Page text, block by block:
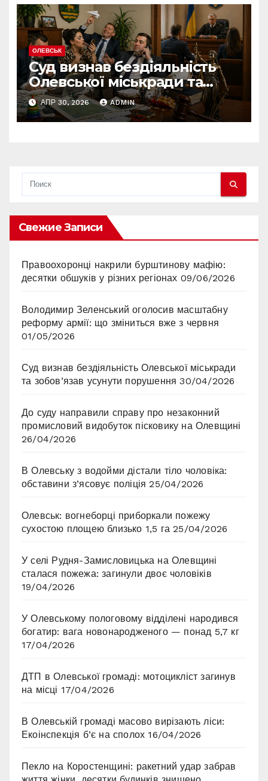
ОЛЕВСЬК
Суд визнав бездіяльність
Олевської міськради та
зобов’язав усунути
порушення
АПР 30, 2026 ADMIN
Свежие Записи
Правоохоронці накрили бурштинову мафію:
десятки обшуків у різних регіонах 09/06/2026
Володимир Зеленський оголосив масштабну
реформу армії: що зміниться вже з червня
01/05/2026
Суд визнав бездіяльність Олевської міськради
та зобов’язав усунути порушення 30/04/2026
До суду направили справу про незаконний
промисловий видобуток пісковику на Олевщині
26/04/2026
В Олевську з водойми дістали тіло чоловіка:
обставини з’ясовує поліція 25/04/2026
Олевськ: вогнеборці приборкали пожежу
сухостою площею близько 1,5 га 25/04/2026
У селі Рудня-Замисловицька на Олевщині
сталася пожежа: загинули двоє чоловіків
19/04/2026
У Олевському пологовому відділені народився
богатир: вага новонародженого — понад 5,7 кг
17/04/2026
ДТП в Олевської громаді: мотоцикліст загинув
на місці 17/04/2026
В Олевській громаді масово вирізають ліси:
Екоінспекція б’є на сполох 16/04/2026
Пекло на Коростенщині: ракетний удар забрав